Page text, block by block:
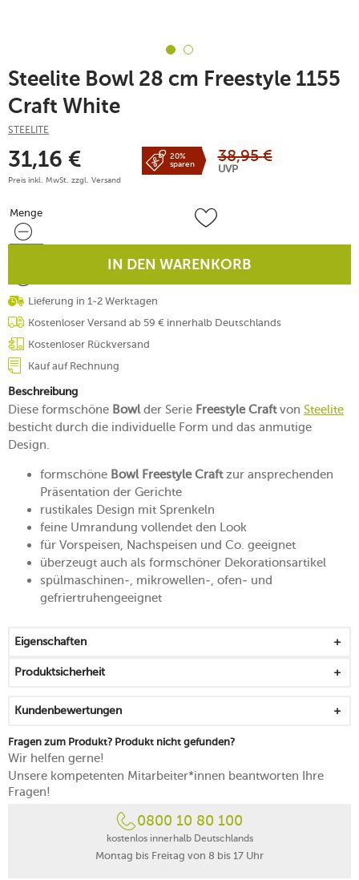
Steelite Bowl 28 cm Freestyle 1155
Craft White
STEELITE
31,16 €
Preis inkl. MwSt. zzgl. Versand
20%
sparen
38,95 €
UVP
Menge
Menge
IN DEN WARENKORB
Lieferung in 1-2 Werktagen
Kostenloser Versand ab 59 € innerhalb Deutschlands
Kostenloser Rückversand
Kauf auf Rechnung
Beschreibung
Diese formschöne Bowlder Serie Freestyle Craftvon Steelite
besticht durch die individuelle Form und das anmutige
Design.
formschöne Bowl Freestyle Craftzur ansprechenden
Präsentation der Gerichte
rustikales Design mit Sprenkeln
feine Umrandung vollendet den Look
für Vorspeisen, Nachspeisen und Co. geeignet
überzeugt auch als formschöner Dekorationsartikel
spülmaschinen-, mikrowellen-, ofen- und
gefriertruhengeeignet
Eigenschaften
Produktsicherheit
Kundenbewertungen
Fragen zum Produkt? Produkt nicht gefunden?
Wir helfen gerne!
Unsere kompetenten Mitarbeiter*innen beantworten Ihre
Fragen!
0800 10 80 100
kostenlos innerhalb Deutschlands
Montag bis Freitag von 8 bis 17 Uhr